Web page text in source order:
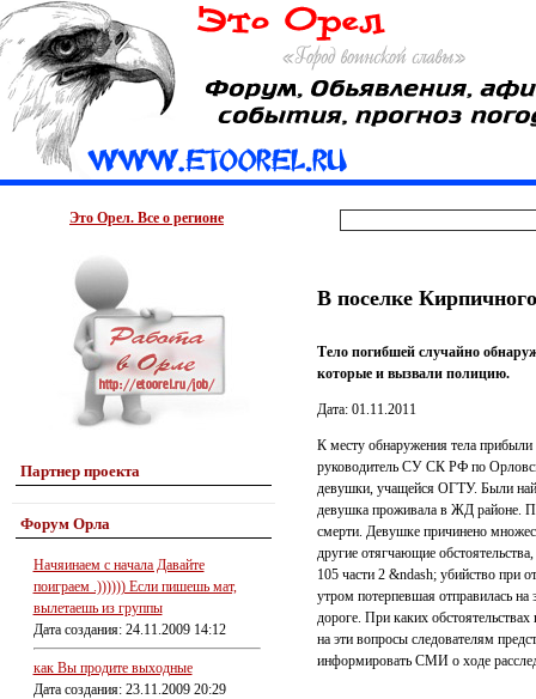
Это Орел. Все о регионе
Партнер проекта
Форум Орла
Начяинаем с начала Давайте
поиграем .)))))) Если пишешь мат,
вылетаешь из группы
Дата создания: 24.11.2009 14:12
как Вы продите выходные
Дата создания: 23.11.2009 20:29
В поселке
Тело погибшей случайно
которые и вызвали полицию.
Дата: 01.11.2011
К месту обнаружения тела прибыли
руководитель СУ СК РФ по
девушки, учащейся ОГТУ. Были
девушка проживала в ЖД районе.
смерти. Девушке причинено
другие отягчающие
105 части 2 &ndash; убийство при
утром потерпевшая отправилась
дороге. При каких
на эти вопросы следователям
информировать СМИ о ходе